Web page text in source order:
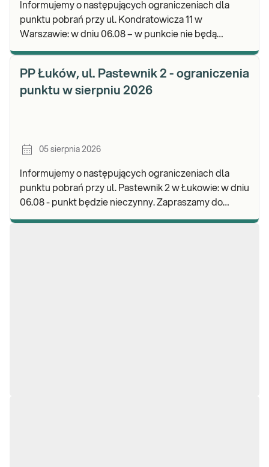
Informujemy o następujących ograniczeniach dla
punktu pobrań przy ul. Kondratowicza 11 w
Warszawie: w dniu 06.08 – w punkcie nie będą
PP Łuków, ul. Pastewnik 2 - ograniczenia
punktu w sierpniu 2026
05 sierpnia 2026
Informujemy o następujących ograniczeniach dla
punktu pobrań przy ul. Pastewnik 2 w Łukowie: w dniu
06.08 - punkt będzie nieczynny. Zapraszamy do